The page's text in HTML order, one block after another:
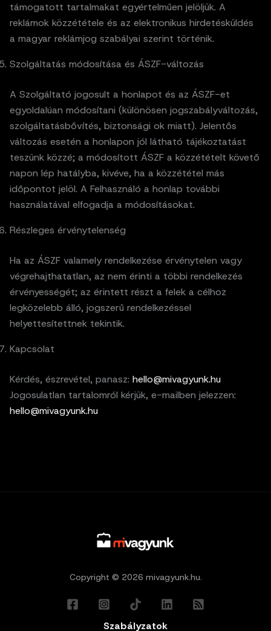
támogatott tartalmakat egyértelműen jelöljük. A
reklámok közzététele és az elektronikus hirdetésküldés
a magyar reklámjog szabályai szerint történik.
Szolgáltatás módosítása és ÁSZF-változás
A Szolgáltató jogosult a honlapot és az ÁSZF-et
egyoldalúan módosítani (különösen jogszabályváltozás,
szolgáltatásbővítés, biztonsági ok miatt). Jelentős
változás esetén a honlapon jól látható tájékoztatást
teszünk közzé; a módosított ÁSZF a közzétételt követő
napon lép hatályba, kivéve, ha a közzététel más
időpontot jelöl. A Felhasználó a honlap további
használatával elfogadja a módosításokat.
Részleges érvénytelenség
Ha az ÁSZF valamely rendelkezése érvénytelen vagy
végrehajthatatlan, az nem érinti a többi rendelkezés
érvényességét; az érintett részt a felek a célhoz
legközelebb álló, jogszerű rendelkezéssel
helyettesítettnek tekintik.
Kapcsolat
Kérdés, észrevétel, panasz: hello@mivagyunk.hu
Jogosulatlan tartalomról kérjük, e-mailben jelezzen:
hello@mivagyunk.hu
Copyright © 2026 mivagyunk.hu.
Szabályzatok